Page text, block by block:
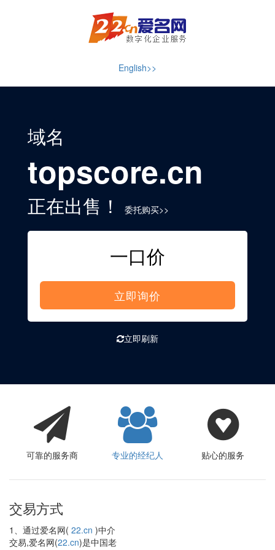
English>>
域名
topscore.cn
正在出售！ 委托购买>>
一口价
立即询价
立即刷新
可靠的服务商 专业的经纪人 贴心的服务
交易方式
1、通过爱名网( 22.cn )中介
交易,爱名网(22.cn)是中国老